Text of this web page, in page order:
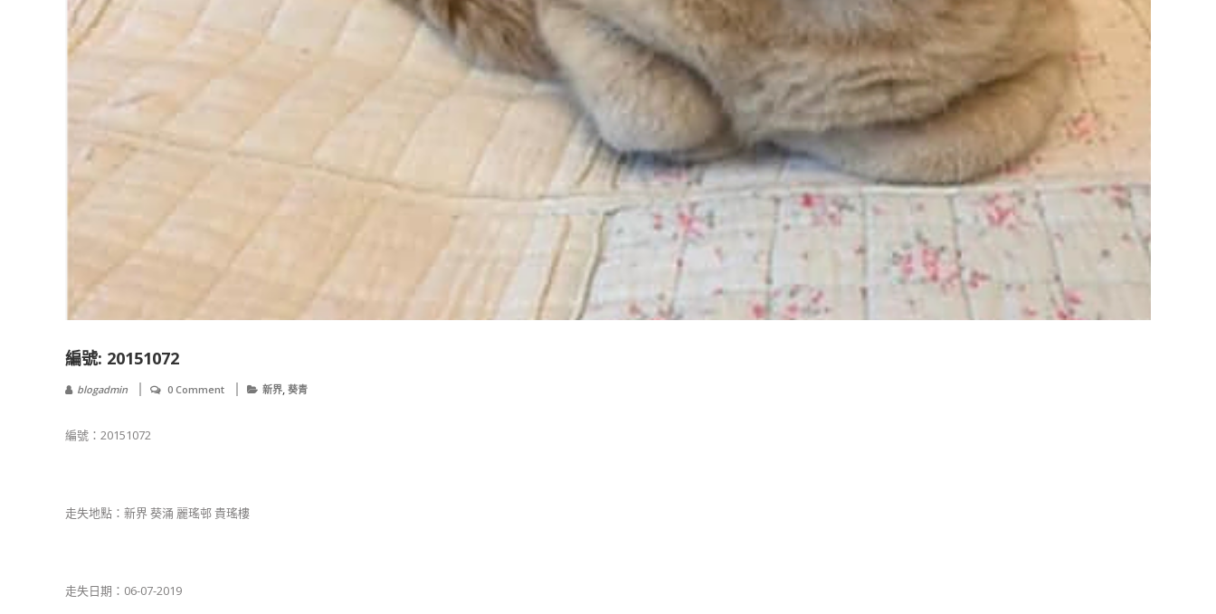
編號: 20151072 ​
blogadmin 0 Comment 新界, 葵青
編號：20151072
​​​​​​​走失地點：新界 葵涌 麗瑤邨 貴瑤樓
​​走失日期：06-07-2019